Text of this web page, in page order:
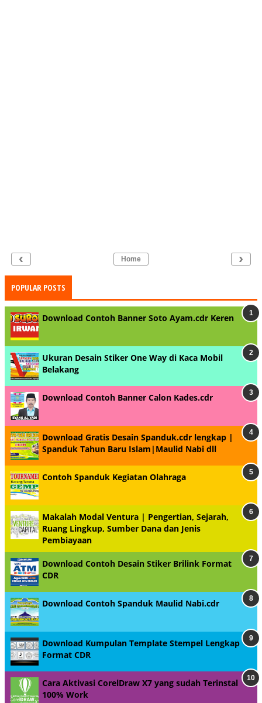
‹ ›
Home
POPULAR POSTS
Download Contoh Banner Soto Ayam.cdr Keren
Ukuran Desain Stiker One Way di Kaca Mobil
Belakang
Download Contoh Banner Calon Kades.cdr
Download Gratis Desain Spanduk.cdr lengkap |
Spanduk Tahun Baru Islam|Maulid Nabi dll
Contoh Spanduk Kegiatan Olahraga
Makalah Modal Ventura | Pengertian, Sejarah,
Ruang Lingkup, Sumber Dana dan Jenis
Pembiayaan
Download Contoh Desain Stiker Brilink Format
CDR
Download Contoh Spanduk Maulid Nabi.cdr
Download Kumpulan Template Stempel Lengkap
Format CDR
Cara Aktivasi CorelDraw X7 yang sudah Terinstal
100% Work